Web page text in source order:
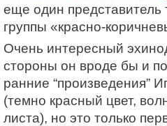
еще один представитель
группы «красно-
Очень интересный
стороны он вроде бы и
ранние “произведения”
(темно красный цвет,
листа), но это только